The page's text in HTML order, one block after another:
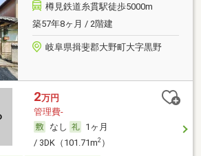
樽見鉄道糸貫駅徒歩5000m
築57年8ヶ月 / 2階建
岐阜県揖斐郡大野町大字黒野
2万円
管理費-
なし
1ヶ月
/ 3DK（101.71m2）